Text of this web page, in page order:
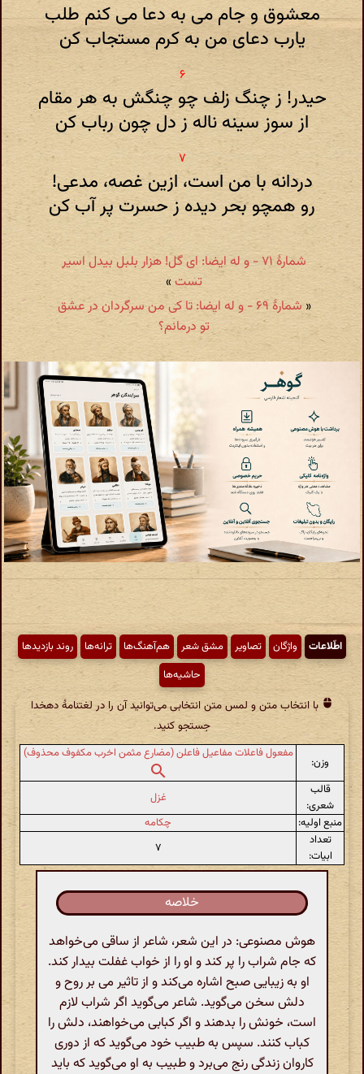
معشوق و جام می به دعا می کنم طلب
یارب دعای من به کرم مستجاب کن
حیدر! ز چنگ زلف چو چنگش به هر مقام
از سوز سینه ناله ز دل چون رباب کن
دردانه با من است، ازین غصه، مدعی!‏
رو همچو بحر دیده ز حسرت پر آب کن
شمارهٔ ۷۱ - و له ایضا: ای گل! هزار بلبل بیدل اسیر
تست»
«
شمارهٔ ۶۹ - و له ایضا: تا کی من سرگردان در عشق
تو درمانم؟
اطّلاعات واژگان تصاویر مشق شعر هم‌آهنگ‌ها ترانه‌ها
روند بازدیدها
حاشیه‌ها
با انتخاب متن و لمس متن انتخابی می‌توانید آن را در لغتنامهٔ دهخدا
جستجو کنید.
وزن:
مفعول فاعلات مفاعیل فاعلن (مضارع مثمن اخرب مکفوف محذوف)
قالب
شعری:
غزل
منبع اولیه:
چکامه
تعداد
ابیات:
۷
خلاصه
هوش مصنوعی: در این شعر، شاعر از ساقی می‌خواهد
که جام شراب را پر کند و او را از خواب غفلت بیدار کند.
او به زیبایی صبح اشاره می‌کند و از تاثیر می بر روح و
دلش سخن می‌گوید. شاعر می‌گوید اگر شراب لازم
است، خونش را بدهند و اگر کبابی می‌خواهند، دلش را
کباب کنند. سپس به طبیب خود می‌گوید که از دوری
کاروان زندگی رنج می‌برد و طبیب به او می‌گوید که باید